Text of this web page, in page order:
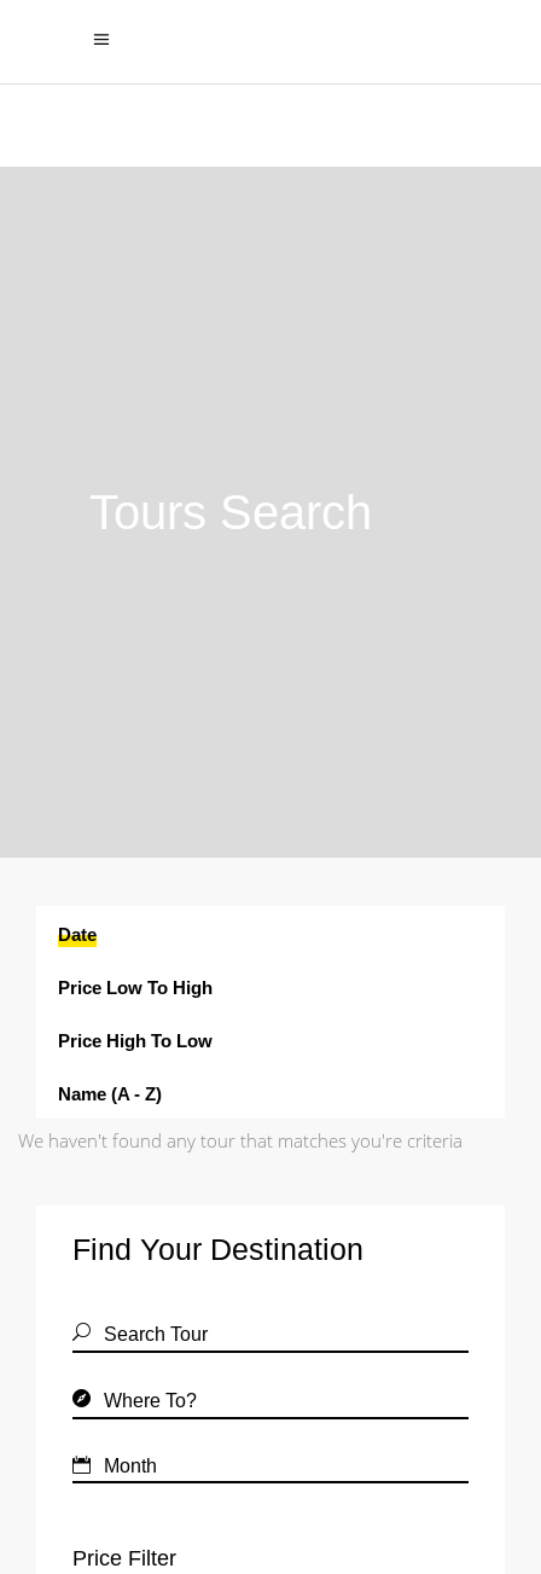
Tours Search
Date
Price Low To High
Price High To Low
Name (a - Z)
We haven't found any tour that matches you're criteria
Find Your Destination
Price Filter